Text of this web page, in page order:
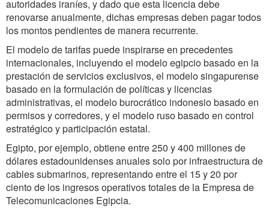
autoridades iraníes, y dado que esta licencia debe
renovarse anualmente, dichas empresas deben pagar todos
los montos pendientes de manera recurrente.
El modelo de tarifas puede inspirarse en precedentes
internacionales, incluyendo el modelo egipcio basado en la
prestación de servicios exclusivos, el modelo singapurense
basado en la formulación de políticas y licencias
administrativas, el modelo burocrático indonesio basado en
permisos y corredores, y el modelo ruso basado en control
estratégico y participación estatal.
Egipto, por ejemplo, obtiene entre 250 y 400 millones de
dólares estadounidenses anuales solo por infraestructura de
cables submarinos, representando entre el 15 y 20 por
ciento de los ingresos operativos totales de la Empresa de
Telecomunicaciones Egipcia.